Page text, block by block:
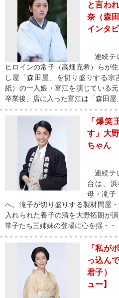
と言わ
奈（森
インタビ
連続テ
ヒロインの常子（高畑充希）らが
し屋「森田屋」を切り盛りする
紙）の一人娘・富江を演じている
卒業後、店に入った富江は「森田屋
「爆笑
す」大
ちゃん
連続テ
台は、
母・滝子
へ。滝子が切り盛りする製材問屋
入れられた養子の清を大野拓朗が
常子たち三姉妹の登場に心を揺・・
「私が
っ込ん
君子）
ュー】